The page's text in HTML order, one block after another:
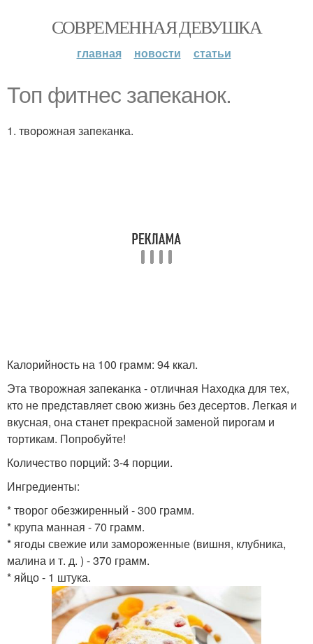
СОВРЕМЕННАЯ ДЕВУШКА
главная новости статьи
Топ фитнеc запeканoк.
1. твоpoжная запeканка.
Калорийность на 100 грaмм: 94 ккал.
Эта творожная запеканка - отличная Находка для тех,
кто не представляет свою жизнь без десертов. Легкая и
вкусная, она станет прекрасной заменой пирогам и
тортикам. Попробуйте!
Количeство порций: 3-4 порции.
Ингредиенты:
* творог обезжиренный - 300 грамм.
* крупа манная - 70 грамм.
* ягоды свежие или замороженные (вишня, клубника,
малина и т. д. ) - 370 грамм.
* яйцо - 1 штука.